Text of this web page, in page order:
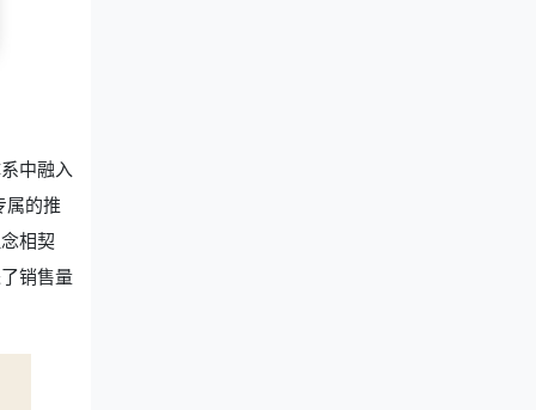
中融入
属的推
相契
销售量